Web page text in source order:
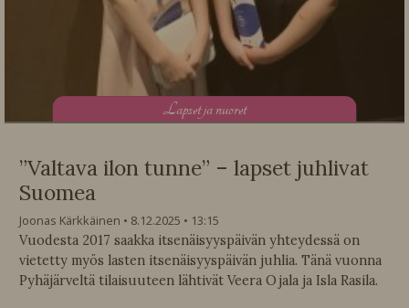
Lapset ja nuoret
”Valtava ilon tunne” – lapset juhlivat
Suomea
Joonas Kärkkäinen 8.12.2025
13:15
Vuodesta 2017 saakka itsenäisyyspäivän yhteydessä on
vietetty myös lasten itsenäisyyspäivän juhlia. Tänä vuonna
Pyhäjärveltä tilaisuuteen lähtivät Veera Ojala ja Isla Rasila.